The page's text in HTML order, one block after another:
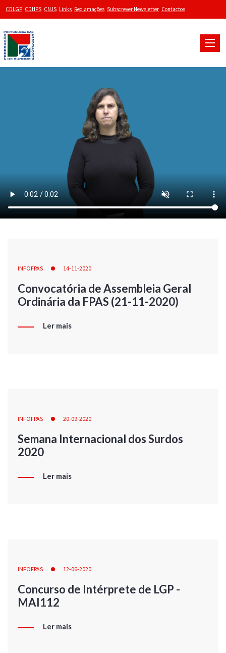
CDLGP CDHPS CNJS Links Reclamações Subscrever Newsletter Contactos
Toggle
INFOFPAS 14-11-2020
Convocatória de Assembleia Geral
Ordinária da FPAS (21-11-2020)
Ler mais
INFOFPAS 20-09-2020
Semana Internacional dos Surdos
2020
Ler mais
INFOFPAS 12-06-2020
Concurso de Intérprete de LGP -
MAI112
Ler mais